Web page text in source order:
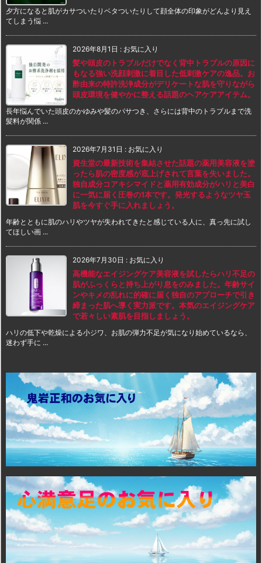
夕方になると肌がカサついたりベタついたりして顔全体の印象がどんより見え
てしまう悩 ...
2026年8月1日 : お気に入り
髪や頭皮のトラブルだけでなく背中トラブルの原因に
もなる強い洗顔刺激に着目した低刺激ケアの逸品。お
酢由来の特許洗浄成分がデリケートな肌を守りながら
頭皮環境を健やかに整える話題のヘアケアアイテム。
長年悩んでいた頭皮のかゆみや髪のパサつき、さらには背中のトラブルまで洗
髪料が関係 ...
2026年7月31日 : お気に入り
資生堂の最新技術を集結させた話題の薬用美容液を塗
ったら肌の密度感が底上げされて言葉を失いました。
独自成分コアキシマイドと薬用有効成分がハリと美白
に一気に届く圧巻の1本です。発光するようなツヤ玉
肌を今すぐ手に入れましょう。
年齢とともに肌のハリやツヤが失われてきたと感じている人に、真っ先に試し
てほしい画 ...
2026年7月30日 : お気に入り
高機能なエイジングケア美容液を試したらハリ不足の
肌がふっくらと持ち上がり息をのみました。年齢サイ
ンやキメの乱れに的確に届く独自のアプローチで引き
締まった肌へ導く実力派です。本気のエイジングケア
で若々しい素肌を目指しましょう。
ハリの低下や乾燥による小ジワ、お肌の弾力不足が気になり始めているなら、
迷わず手に ...